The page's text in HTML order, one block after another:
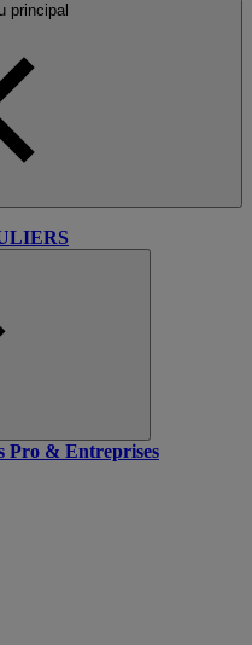
principal
Pro & Entreprises